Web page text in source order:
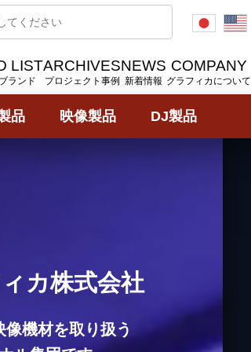
LIST
ランド
ARCHIVES
プロジェクト事例
NEWS
新着情報
COMPANY
グラフィカについて
品 映像製品 DJ製品
カ株式会社
機材を取り扱う